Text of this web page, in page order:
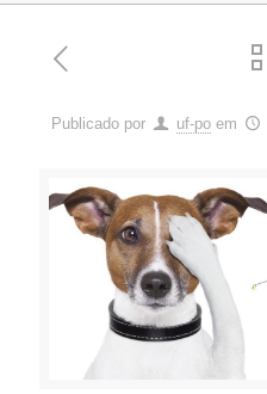
Publicado por uf-po em